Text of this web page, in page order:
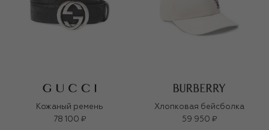
Кожаный ремень
78 100 ₽
Хлопковая бейсболка
59 950 ₽